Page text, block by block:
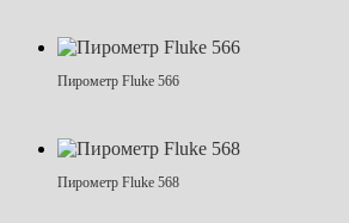
Пирометр Fluke 566
Пирометр Fluke 568